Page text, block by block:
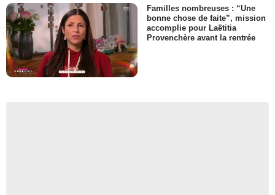
Familles nombreuses : “Une
bonne chose de faite”, mission
accomplie pour Laëtitia
Provenchère avant la rentrée